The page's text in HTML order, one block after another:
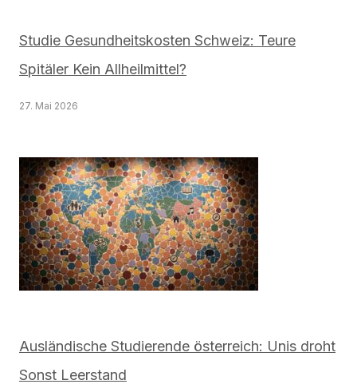
Studie Gesundheitskosten Schweiz: Teure
Spitäler Kein Allheilmittel?
27. Mai 2026
Ausländische Studierende österreich: Unis droht
Sonst Leerstand